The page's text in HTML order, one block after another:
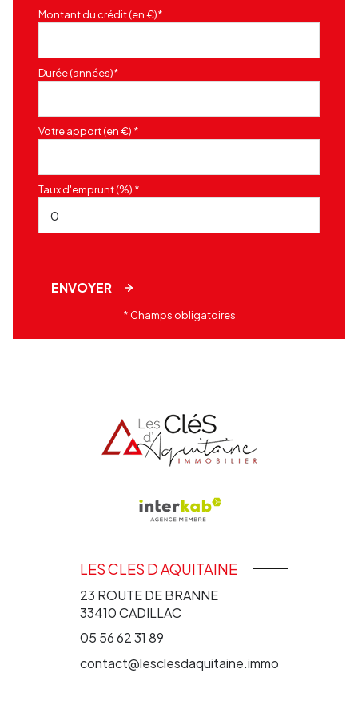
Montant du crédit (en €)*
Durée (années)*
Votre apport (en €) *
Taux d'emprunt (%) *
ENVOYER
* Champs obligatoires
LES CLES D AQUITAINE
23 ROUTE DE BRANNE
33410CADILLAC
05 56 62 31 89
contact@lesclesdaquitaine.immo